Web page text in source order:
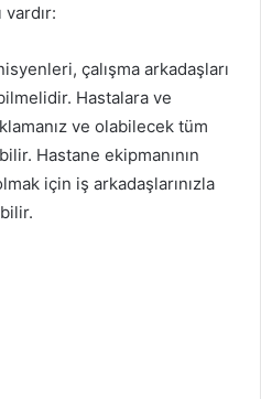
çalışma arkadaşları
Hastalara ve
ve olabilecek tüm
Hastane ekipmanının
için iş arkadaşlarınızla